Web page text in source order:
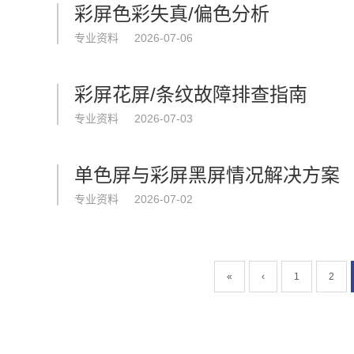
彩屏色彩失真/偏色分析
专业资料 2026-07-06
彩屏花屏/条纹故障排查指南
专业资料 2026-07-03
单色屏与彩屏黑屏情况解决方案
专业资料 2026-07-02
« ‹ 1 2